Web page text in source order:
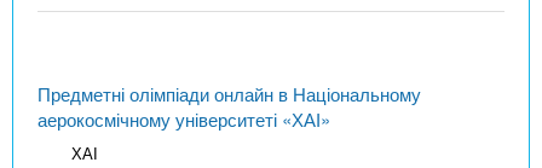
Предметні олімпіади онлайн в Національному
аерокосмічному університеті «ХАІ»
ХАІ